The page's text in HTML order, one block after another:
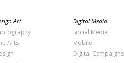
Art
Arts
Digital Media
Social Media
Mobile
Digital Campaigns